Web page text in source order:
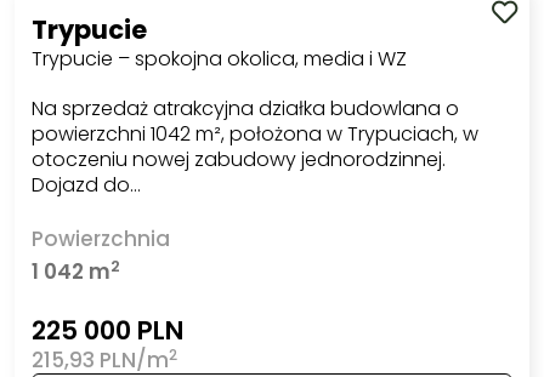
Trypucie
Trypucie – spokojna okolica, media i WZ
Na sprzedaż atrakcyjna działka budowlana o
powierzchni 1042 m², położona w Trypuciach, w
otoczeniu nowej zabudowy jednorodzinnej.
Dojazd do…
Powierzchnia
1 042 m2
225 000 PLN
215,93 PLN/m2